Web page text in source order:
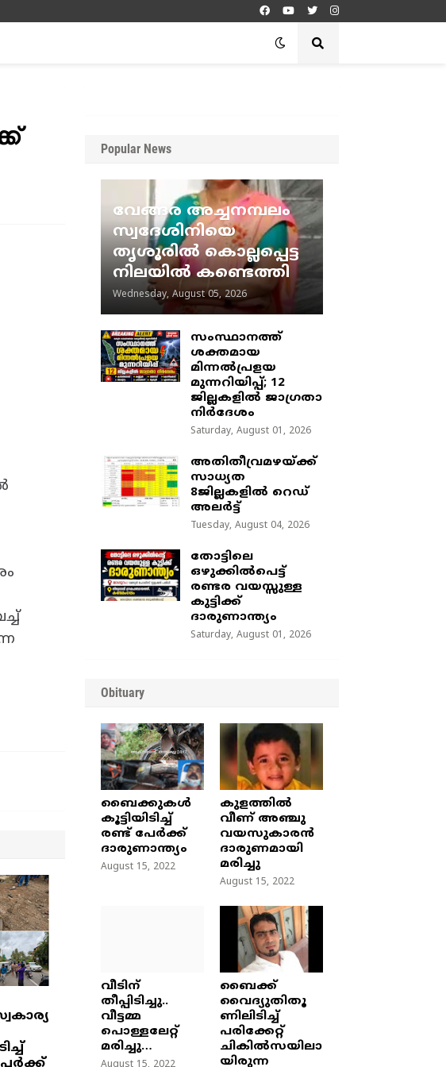
Popular News
വേങ്ങര അച്ചനമ്പലം
സ്വദേശിനിയെ
തൃശൂരിൽ കൊല്ലപ്പെട്ട
നിലയിൽ കണ്ടെത്തി
Wednesday, August 05, 2026
സംസ്ഥാനത്ത്
ശക്തമായ
മിന്നൽപ്രളയ
മുന്നറിയിപ്പ്; 12
ജില്ലകളിൽ ജാഗ്രതാ
നിർദേശം
Saturday, August 01, 2026
അതിതീവ്രമഴയ്ക്ക്
സാധ്യത
8ജില്ലകളിൽ റെഡ്
അലർട്ട്
Tuesday, August 04, 2026
തോട്ടിലെ
ഒഴുക്കിൽപെട്ട്
രണ്ടര വയസ്സുള്ള
കുട്ടിക്ക്
ദാരുണാന്ത്യം
Saturday, August 01, 2026
Obituary
ബൈക്കുകൾ
കൂട്ടിയിടിച്ച്
രണ്ട് പേർക്ക്
ദാരുണാന്ത്യം
August 15, 2022
കുളത്തില്‍
വീണ് അഞ്ചു
വയസുകാരന്‍
ദാരുണമായി
മരിച്ചു
August 15, 2022
വീടിന്
തീപ്പിടിച്ചു..
വീട്ടമ്മ
പൊള്ളലേറ്റ്
മരിച്ചു…
ബൈക്ക്
വൈദ്യുതിതൂ
ണിലിടിച്ച്‌
പരിക്കേറ്റ്
ചികില്‍സയിലാ
യിരുന്ന